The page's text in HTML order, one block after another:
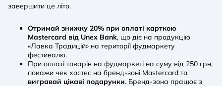
завершити це літо.
Отримай знижку 20% при оплаті карткою
Mastercard від Unex Bank, що діє на продукцію
«Лавка Традицій» на території фудмаркету
фестивалю.
При оплаті товарів на фудмаркеті на суму від 250 грн,
покажи чек хостес на бренд-зоні Mastercard та
вигравай цікаві подарунки. Бренд-зона працює з